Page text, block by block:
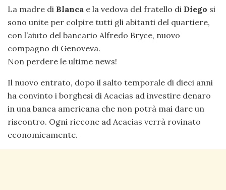
La madre di Blanca e la vedova del fratello di Diego si
sono unite per colpire tutti gli abitanti del quartiere,
con l’aiuto del bancario Alfredo Bryce, nuovo
compagno di Genoveva.
Non perdere le ultime news!
Il nuovo entrato, dopo il salto temporale di dieci anni
ha convinto i borghesi di Acacias ad investire denaro
in una banca americana che non potrà mai dare un
riscontro. Ogni riccone ad Acacias verrà rovinato
economicamente.